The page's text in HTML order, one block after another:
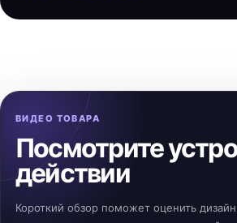
ВИДЕО ТОВАРА
Посмотрите
действии
Короткий обзор поможет оценить